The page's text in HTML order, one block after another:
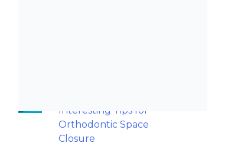
Interesting Tips for
Orthodontic Space
Closure